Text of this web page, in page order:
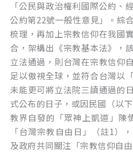
「公民與政治權利國際公約、
公約第22號一般性意見」。綜
梳理，再加上宗教信仰在我國
合，架構出《宗教基本法》，
立法通過，則台灣在宗教信仰
足以傲視全球，並符合台灣以
未能更可將立法院三讀通過的
式公布的日子，或因民國（以
教界自發的「眾神上凱道」陳
「台灣宗教自由日」（註1）
及政府共同關注「宗教信仰自由